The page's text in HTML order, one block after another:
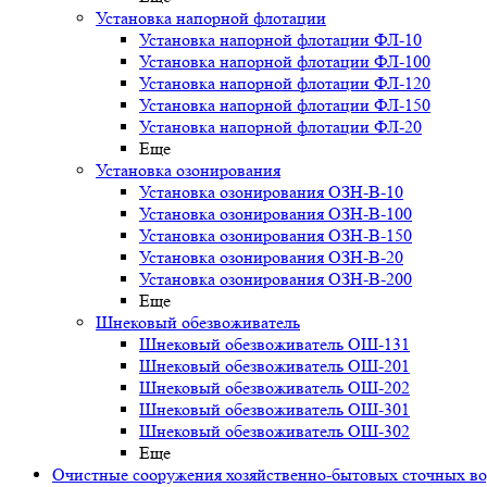
Установка напорной флотации
Установка напорной флотации ФЛ-10
Установка напорной флотации ФЛ-100
Установка напорной флотации ФЛ-120
Установка напорной флотации ФЛ-150
Установка напорной флотации ФЛ-20
Еще
Установка озонирования
Установка озонирования ОЗН-В-10
Установка озонирования ОЗН-В-100
Установка озонирования ОЗН-В-150
Установка озонирования ОЗН-В-20
Установка озонирования ОЗН-В-200
Еще
Шнековый обезвоживатель
Шнековый обезвоживатель ОШ-131
Шнековый обезвоживатель ОШ-201
Шнековый обезвоживатель ОШ-202
Шнековый обезвоживатель ОШ-301
Шнековый обезвоживатель ОШ-302
Еще
Очистные сооружения хозяйственно-бытовых сточных